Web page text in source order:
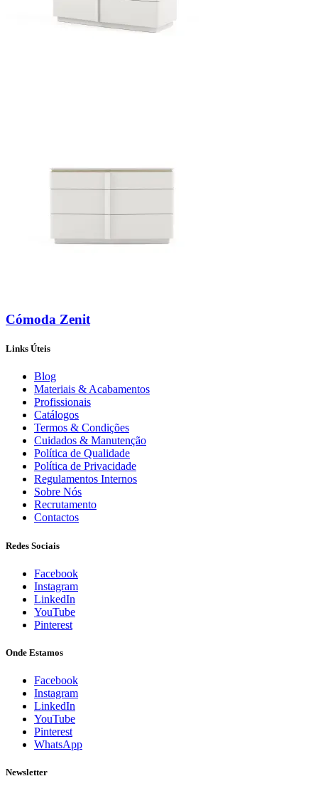
Cómoda Zenit
Links Úteis
Blog
Materiais & Acabamentos
Profissionais
Catálogos
Termos & Condições
Cuidados & Manutenção
Política de Qualidade
Política de Privacidade
Regulamentos Internos
Sobre Nós
Recrutamento
Contactos
Redes Sociais
Facebook
Instagram
LinkedIn
YouTube
Pinterest
Onde Estamos
Facebook
Instagram
LinkedIn
YouTube
Pinterest
WhatsApp
Newsletter